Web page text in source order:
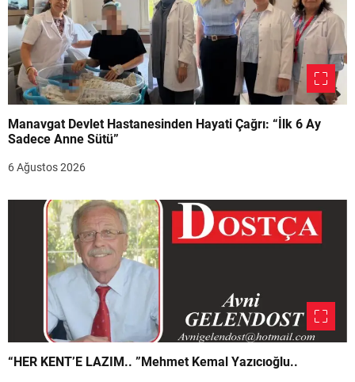
Manavgat Devlet Hastanesinden Hayati Çağrı: “İlk 6 Ay
Sadece Anne Sütü”
6 Ağustos 2026
“HER KENT’E LAZIM.. ”Mehmet Kemal Yazıcıoğlu..